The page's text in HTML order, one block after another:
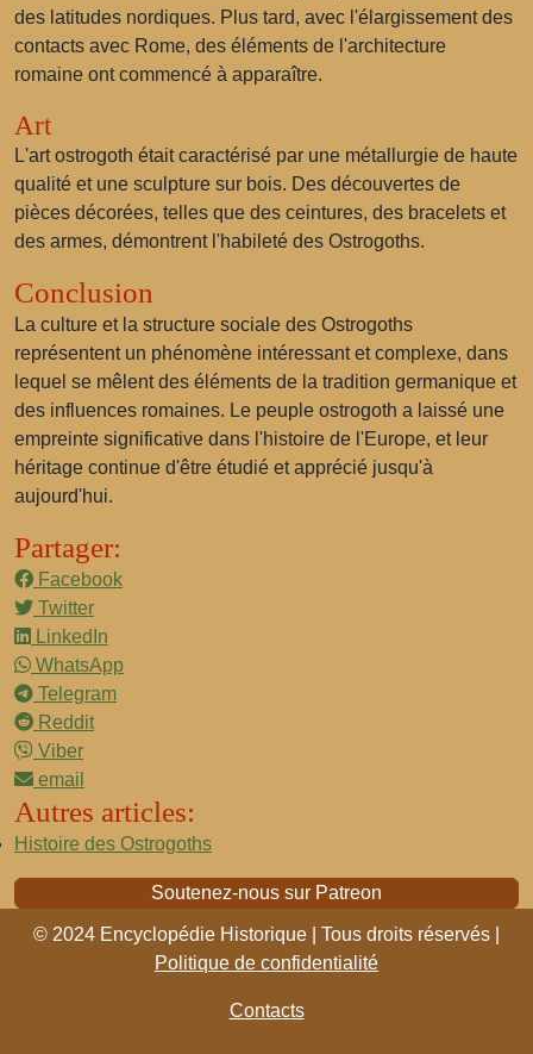
des latitudes nordiques. Plus tard, avec l'élargissement des
contacts avec Rome, des éléments de l'architecture
romaine ont commencé à apparaître.
Art
L'art ostrogoth était caractérisé par une métallurgie de haute
qualité et une sculpture sur bois. Des découvertes de
pièces décorées, telles que des ceintures, des bracelets et
des armes, démontrent l'habileté des Ostrogoths.
Conclusion
La culture et la structure sociale des Ostrogoths
représentent un phénomène intéressant et complexe, dans
lequel se mêlent des éléments de la tradition germanique et
des influences romaines. Le peuple ostrogoth a laissé une
empreinte significative dans l'histoire de l'Europe, et leur
héritage continue d'être étudié et apprécié jusqu'à
aujourd'hui.
Partager:
Facebook
Twitter
LinkedIn
WhatsApp
Telegram
Reddit
Viber
email
Autres articles:
Histoire des Ostrogoths
Soutenez-nous sur Patreon
© 2024 Encyclopédie Historique | Tous droits réservés |
Politique de confidentialité
Contacts